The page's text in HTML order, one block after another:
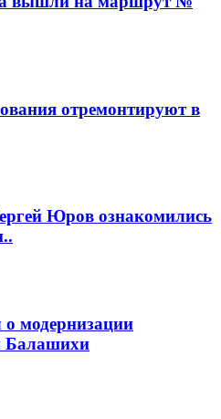
отремонтируют в
Юров ознакомились
модернизации
Балашихи